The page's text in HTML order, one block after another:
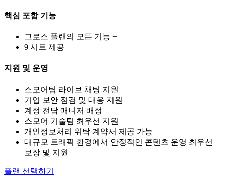
핵심 포함 기능
그로스 플랜의 모든 기능 +
9 시트 제공
지원 및 운영
스모어팀 라이브 채팅 지원
기업 보안 점검 및 대응 지원
계정 전담 매니저 배정
스모어 기술팀 최우선 지원
개인정보처리 위탁 계약서 제공 가능
대규모 트래픽 환경에서 안정적인 콘텐츠 운영 최우선
보장 및 지원
플랜 선택하기